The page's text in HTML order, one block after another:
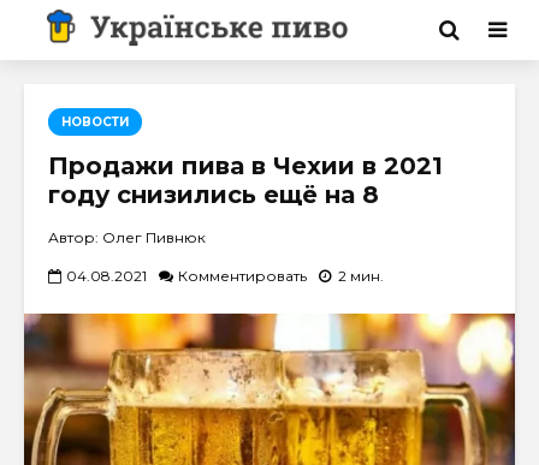
НОВОСТИ
Продажи пива в Чехии в 2021
году снизились ещё на 8
Автор: Олег Пивнюк
04.08.2021 Комментировать 2 мин.